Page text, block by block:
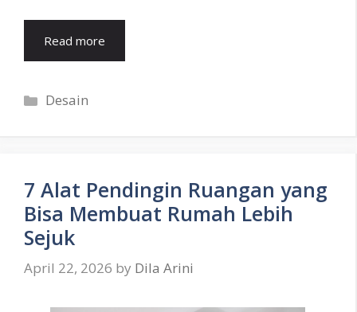
Read more
Categories
Desain
7 Alat Pendingin Ruangan yang
Bisa Membuat Rumah Lebih
Sejuk
April 22, 2026 by Dila Arini